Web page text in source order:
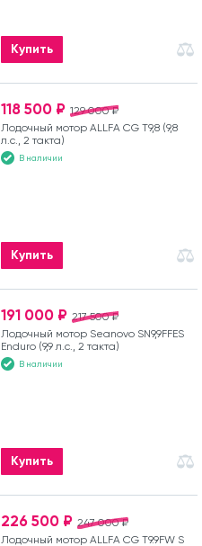
Купить
129 000 ₽
118 500 ₽
Лодочный мотор ALLFA CG T9,8 (9,8
л.с., 2 такта)
В наличии
Купить
217 500 ₽
191 000 ₽
Лодочный мотор Seanovo SN9,9FFES
Enduro (9,9 л.с., 2 такта)
В наличии
Купить
247 000 ₽
226 500 ₽
Лодочный мотор ALLFA CG T9.9FW S